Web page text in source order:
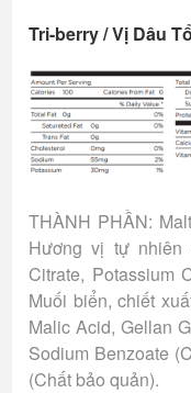
Tri-berry / Vị Dâu
THÀNH PHẦN:
Hương vị tự nhiên
Citrate, Potassium
Muối biển, chiết
Malic Acid, Gellan
Sodium Benzoate
(Chất bảo quản).